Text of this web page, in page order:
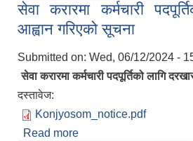
फारम
सेवा करारमा कर्मचारी
आह्वान गरिएको सूचना
Submitted on: Wed, 06/12/2024 -
सेवा करारमा कर्मचारी पदपूर्तिको लागि
दस्तावेज:
Konjyosom_notice.pdf
Read more